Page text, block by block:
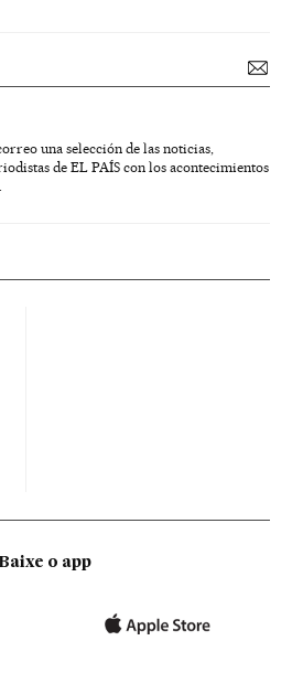
una selección de las noticias,
de EL PAÍS con los acontecimientos
o app